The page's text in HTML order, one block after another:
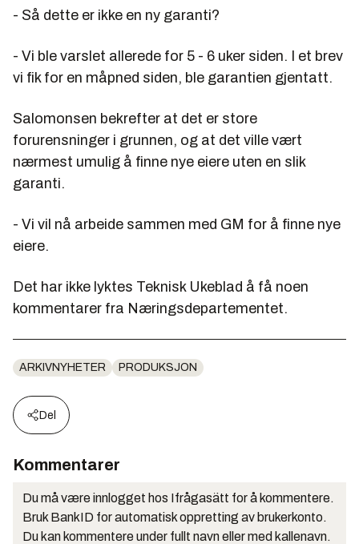
- Så dette er ikke en ny garanti?
- Vi ble varslet allerede for 5 - 6 uker siden. I et brev
vi fik for en måpned siden, ble garantien gjentatt.
Salomonsen bekrefter at det er store
forurensninger i grunnen, og at det ville vært
nærmest umulig å finne nye eiere uten en slik
garanti.
- Vi vil nå arbeide sammen med GM for å finne nye
eiere.
Det har ikke lyktes Teknisk Ukeblad å få noen
kommentarer fra Næringsdepartementet.
ARKIVNYHETER PRODUKSJON
Del
Kommentarer
Du må være innlogget hos Ifrågasätt for å kommentere.
Bruk BankID for automatisk oppretting av brukerkonto.
Du kan kommentere under fullt navn eller med kallenavn.